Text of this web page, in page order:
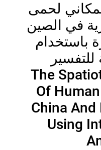
لحمى
في الصين
باستخدام
للتفسير
The
Of
China
Using